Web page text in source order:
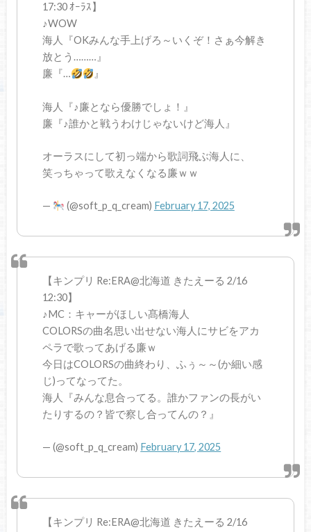
17:30 ｵｰﾗｽ】
♪WOW
海人『OKみんな手上げろ～いくぞ！さぁ今解き
放とう………』
廉『…
』
海人『♪廉となら優勝でしょ！』
廉『♪誰かと戦うわけじゃないけど海人』
オーラスにして初っ端から歌詞飛ぶ海人に、
笑っちゃって歌えなくなる廉ｗｗ
— (@soft_p_q_cream) February 17, 2025
【キンプリ Re:ERA@北海道 きたえーる 2/16
12:30】
♪MC：キャーがほしい髙橋海人
COLORSの曲名思い出せない海人にサビをアカ
ペラで歌ってあげる廉ｗ
今日はCOLORSの曲終わり、ふぅ～～(か細い感
じ)ってなってた。
海人『みんな息合ってる。誰かファンの長がい
たりするの？皆で察し合ってんの？』
— (@soft_p_q_cream) February 17, 2025
【キンプリ Re:ERA@北海道 きたえーる 2/16